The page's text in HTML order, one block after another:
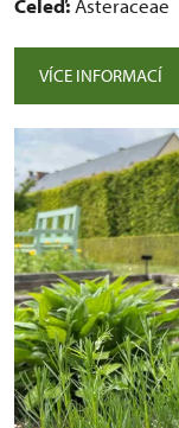
Čeleď: Asteraceae
VÍCE INFORMACÍ